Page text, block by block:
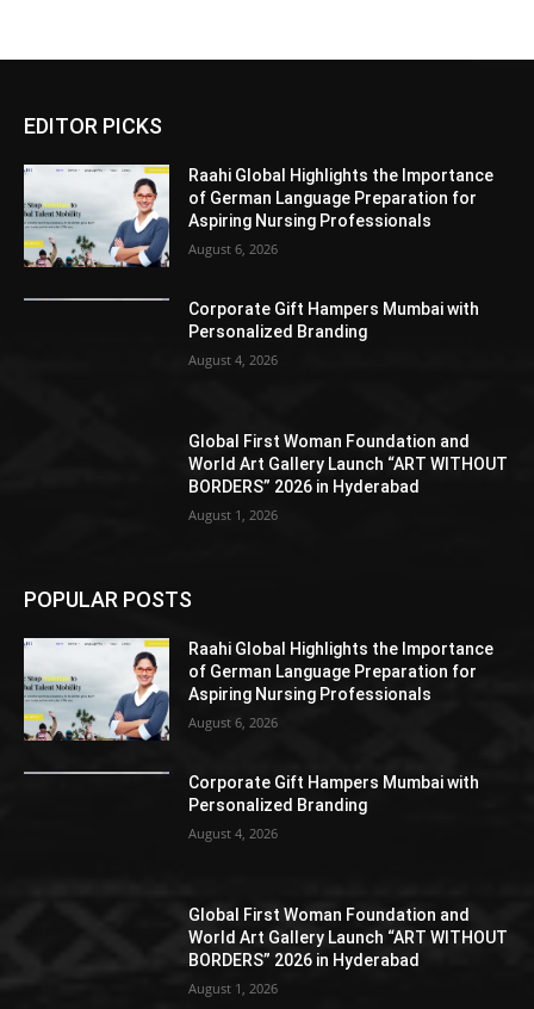
EDITOR PICKS
Raahi Global Highlights the Importance
of German Language Preparation for
Aspiring Nursing Professionals
August 6, 2026
Corporate Gift Hampers Mumbai with
Personalized Branding
August 4, 2026
Global First Woman Foundation and
World Art Gallery Launch “ART WITHOUT
BORDERS” 2026 in Hyderabad
August 1, 2026
POPULAR POSTS
Raahi Global Highlights the Importance
of German Language Preparation for
Aspiring Nursing Professionals
August 6, 2026
Corporate Gift Hampers Mumbai with
Personalized Branding
August 4, 2026
Global First Woman Foundation and
World Art Gallery Launch “ART WITHOUT
BORDERS” 2026 in Hyderabad
August 1, 2026